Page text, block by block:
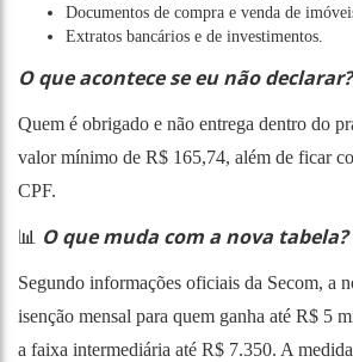
Documentos de compra e venda de
Extratos bancários e de investimentos.
O que acontece se eu não declarar?
Quem é obrigado e não entrega dentro do
valor mínimo de R$ 165,74, além de ficar
CPF.
📊 O que muda com a nova tabela?
Segundo informações oficiais da Secom, a
isenção mensal para quem ganha até R$ 5
a faixa intermediária até R$ 7.350. A